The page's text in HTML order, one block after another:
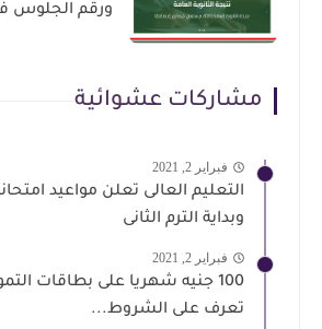
ورقم الجلوس
مشاركات عشوائية
فبراير 2, 2021
التعليم العالى تعلن مواعيد
وبداية الترم الثانى
فبراير 2, 2021
100 جنيه شهريا على بطاقات
تعرف على الشروط...